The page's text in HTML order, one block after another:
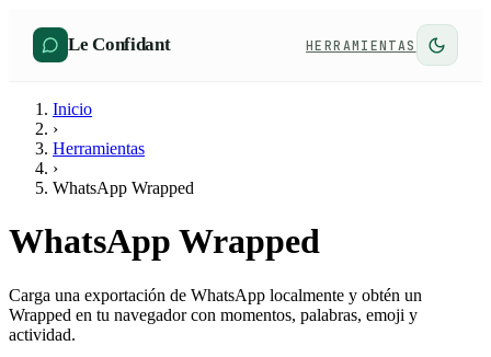
Le Confidant HERRAMIENTAS
Inicio
›
Herramientas
›
WhatsApp Wrapped
WhatsApp Wrapped
Carga una exportación de WhatsApp localmente y obtén un
Wrapped en tu navegador con momentos, palabras, emoji y
actividad.